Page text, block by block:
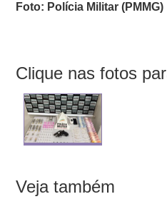
Foto: Polícia Militar (PMMG)
Clique nas fotos
Veja também